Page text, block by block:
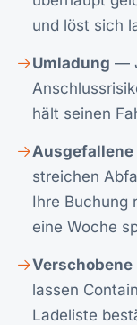
und löst sich
Umladung —
hält seinen
streichen
Ihre Buchung
eine Woche
Verschobene
lassen
Ladeliste